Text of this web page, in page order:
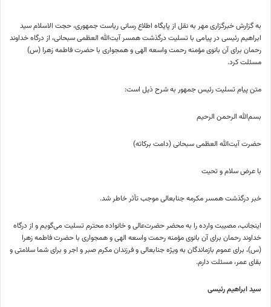
به گزارش خبرگزاری مهر به نقل از پایگاه اطلاع رسانی ریاست جمهوری، حجت الاسلام سید
ابراهیم رئیسی در پیامی با تسلیت درگذشت همسر آیت‌الله العظمی سبحانی، از درگاه خداوند
رحمان برای آن بانوی مؤمنه رحمت واسعه الهی و همجواری با حضرت فاطمه زهرا (س)
مسئلت کرد.
متن پیام تسلیت رئیس جمهور به شرح ذیل است:
بسم‌الله الرحمن الرحیم
حضرت آیت‌الله العظمی سبحانی (دامت برکاته)
با عرض سلام و تحیت
خبر درگذشت همسر مکرمه جنابعالی موجب تأثر خاطر شد.
اینجانب، مصیبت وارده را به محضر حضرت‌عالی و خانواده محترم تسلیت می‌گویم و از درگاه
خداوند رحمان برای آن بانوی مؤمنه رحمت واسعه الهی و همجواری با حضرت فاطمه زهرا
(س)، برای عموم بازماندگان به ویژه جنابعالی و فرزندان مکرم صبر و اجر و برای شما سلامتی و
بقای عمر، مسئلت دارم.
سید ابراهیم رئیسی